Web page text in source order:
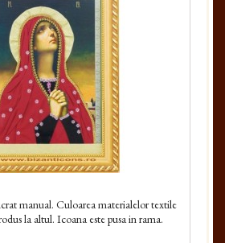
manual. Culoarea materialelor textile
la altul. Icoana este pusa in rama.